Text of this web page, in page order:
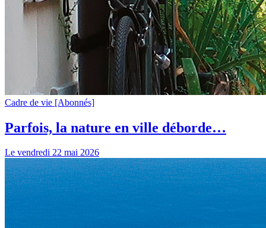
Cadre de vie [Abonnés]
Parfois, la nature en ville déborde…
Le vendredi 22 mai 2026